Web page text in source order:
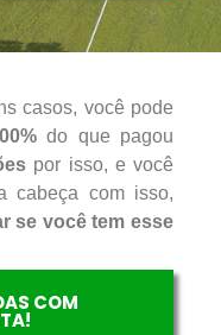
casos, você pode
do que pagou
por isso, e você
cabeça com isso,
se você tem esse
COM